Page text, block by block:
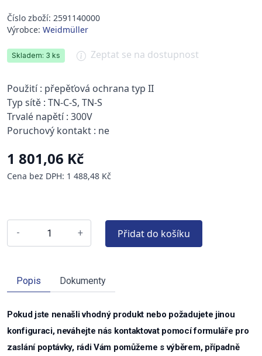
Číslo zboží: 2591140000
Výrobce: Weidmüller
Skladem: 3 ks Zeptat se na dostupnost
Použití : přepěťová ochrana typ II
Typ sítě : TN-C-S, TN-S
Trvalé napětí : 300V
Poruchový kontakt : ne
1 801,06 Kč
Cena bez DPH: 1 488,48 Kč
- + Přidat do košíku
Popis Dokumenty
Pokud jste nenašli vhodný produkt nebo požadujete jinou
konfiguraci, neváhejte nás kontaktovat pomocí formuláře pro
zaslání poptávky, rádi Vám pomůžeme s výběrem, případně